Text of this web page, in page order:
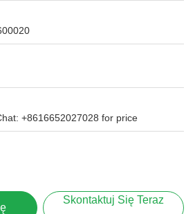
+8616652027028 for price
Skontaktuj Się Teraz